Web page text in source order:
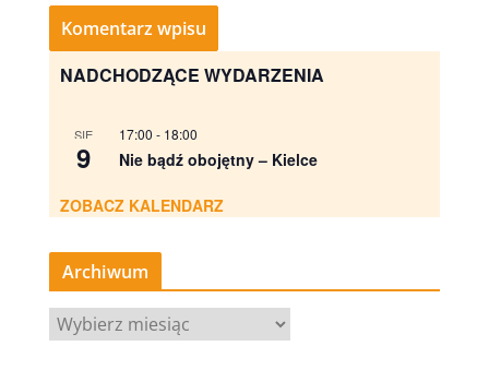
NADCHODZĄCE WYDARZENIA
SIE
9
17:00 - 18:00
Nie bądź obojętny – Kielce
ZOBACZ KALENDARZ
Archiwum
A
r